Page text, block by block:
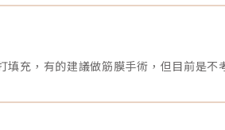
充，有的建議做筋膜手術，但目前是